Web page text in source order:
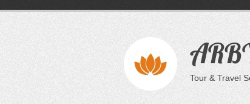
content
Tour & Travel